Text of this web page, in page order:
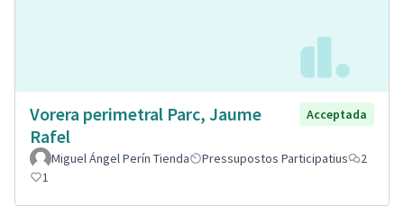
Vorera perimetral Parc, Jaume
Rafel
Acceptada
Miguel Ángel Perín Tienda Pressupostos Participatius
2
1